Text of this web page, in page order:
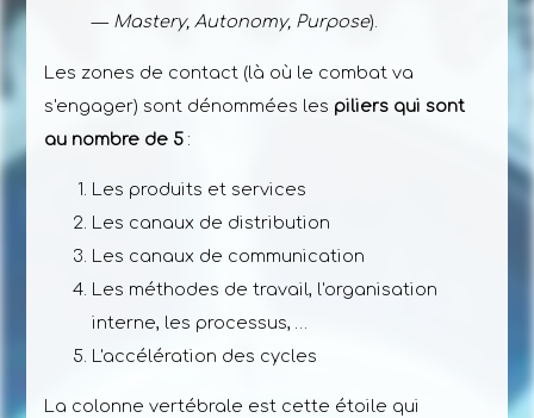
— Mastery, Autonomy, Purpose).
Les zones de contact (là où le combat va
s'engager) sont dénommées les piliers qui sont
au nombre de 5:
Les produits et services
Les canaux de distribution
Les canaux de communication
Les méthodes de travail, l'organisation
interne, les processus, …
L'accélération des cycles
La colonne vertébrale est cette étoile qui